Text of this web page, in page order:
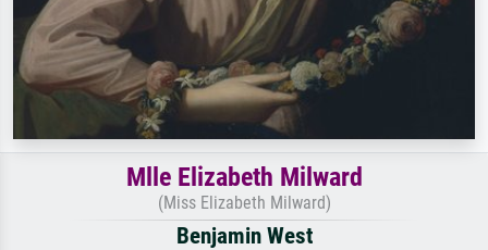
Mlle Elizabeth Milward
(Miss Elizabeth Milward)
Benjamin West